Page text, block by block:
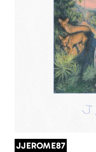
JJEROME87